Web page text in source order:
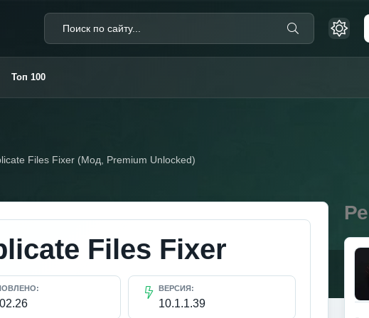
Топ 100
Files Fixer (Мод, Premium Unlocked)
Files Fixer
ВЕРСИЯ:
10.1.1.39